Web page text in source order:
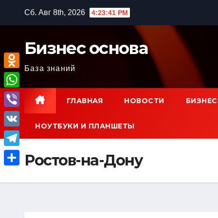
Сб. Авг 8th, 2026 4:23:42 PM
Бизнес основа
База знаний
ГЛАВНАЯ НОВОСТИ
НОУТБУКИ И ПЛАНШЕТЫ
Ростов-на-Дону
O
d
n
o
k
l
s
W
h
a
s
V
i
b
e
V
K
T
l